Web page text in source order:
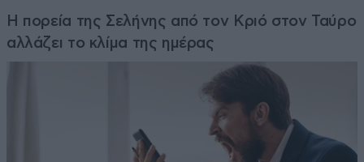
Η πορεία της Σελήνης από τον Κριό στον Ταύρο
αλλάζει το κλίμα της ημέρας